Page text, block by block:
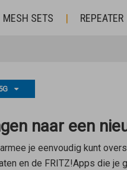
MESH SETS REPEATER
naar een
je eenvoudig kunt
en de FRITZ!Apps die je